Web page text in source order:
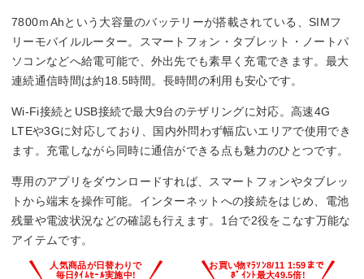
7800ｍAhという大容量のバッテリーが搭載されている、SIMフ
リーモバイルルーター。スマートフォン・タブレット・ノートパ
ソコンなどへ給電可能で、外出先でも素早く充電できます。最大
連続通信時間は約18.5時間。長時間の利用も安心です。
Wi-Fi接続とUSB接続で最大9台のテザリングに対応。高速4G
LTEや3Gに対応しており、国内外問わず幅広いエリアで使用でき
ます。充電しながら同時に通信ができる点も魅力のひとつです。
専用のアプリをダウンロードすれば、スマートフォンやタブレッ
トから端末を操作可能。インターネットへの接続をはじめ、電池
残量や電波状況などの確認も行えます。1台で2役をこなす万能な
アイテムです。